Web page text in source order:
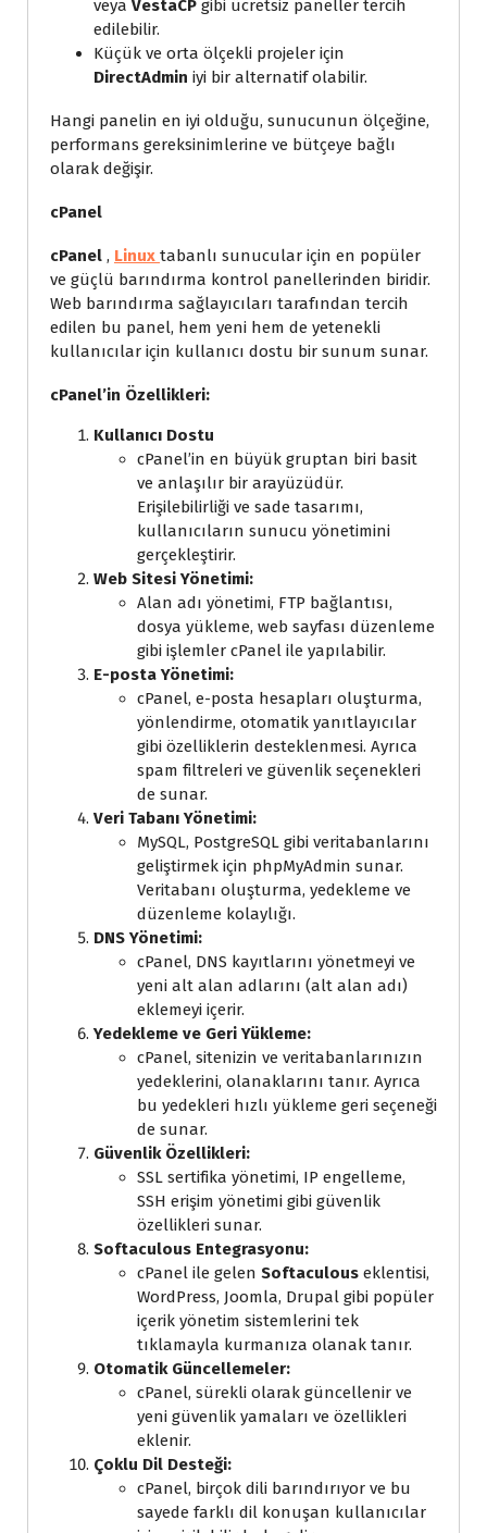
veya VestaCP gibi ücretsiz paneller tercih
edilebilir.
Küçük ve orta ölçekli projeler için
DirectAdmin iyi bir alternatif olabilir.
Hangi panelin en iyi olduğu, sunucunun ölçeğine,
performans gereksinimlerine ve bütçeye bağlı
olarak değişir.
cPanel
cPanel , Linux tabanlı sunucular için en popüler
ve güçlü barındırma kontrol panellerinden biridir.
Web barındırma sağlayıcıları tarafından tercih
edilen bu panel, hem yeni hem de yetenekli
kullanıcılar için kullanıcı dostu bir sunum sunar.
cPanel’in Özellikleri:
Kullanıcı Dostu
cPanel’in en büyük gruptan biri basit
ve anlaşılır bir arayüzüdür.
Erişilebilirliği ve sade tasarımı,
kullanıcıların sunucu yönetimini
gerçekleştirir.
Web Sitesi Yönetimi:
Alan adı yönetimi, FTP bağlantısı,
dosya yükleme, web sayfası düzenleme
gibi işlemler cPanel ile yapılabilir.
E-posta Yönetimi:
cPanel, e-posta hesapları oluşturma,
yönlendirme, otomatik yanıtlayıcılar
gibi özelliklerin desteklenmesi. Ayrıca
spam filtreleri ve güvenlik seçenekleri
de sunar.
Veri Tabanı Yönetimi:
MySQL, PostgreSQL gibi veritabanlarını
geliştirmek için phpMyAdmin sunar.
Veritabanı oluşturma, yedekleme ve
düzenleme kolaylığı.
DNS Yönetimi:
cPanel, DNS kayıtlarını yönetmeyi ve
yeni alt alan adlarını (alt alan adı)
eklemeyi içerir.
Yedekleme ve Geri Yükleme:
cPanel, sitenizin ve veritabanlarınızın
yedeklerini, olanaklarını tanır. Ayrıca
bu yedekleri hızlı yükleme geri seçeneği
de sunar.
Güvenlik Özellikleri:
SSL sertifika yönetimi, IP engelleme,
SSH erişim yönetimi gibi güvenlik
özellikleri sunar.
Softaculous Entegrasyonu:
cPanel ile gelen Softaculous eklentisi,
WordPress, Joomla, Drupal gibi popüler
içerik yönetim sistemlerini tek
tıklamayla kurmanıza olanak tanır.
Otomatik Güncellemeler:
cPanel, sürekli olarak güncellenir ve
yeni güvenlik yamaları ve özellikleri
eklenir.
Çoklu Dil Desteği:
cPanel, birçok dili barındırıyor ve bu
sayede farklı dil konuşan kullanıcılar